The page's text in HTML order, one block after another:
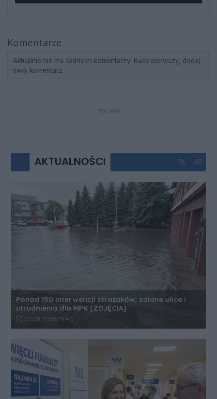
Komentarze
Aktualnie nie ma żadnych komentarzy. Bądź pierwszy, dodaj
swój komentarz.
REKLAMA
AKTUALNOŚCI Kliknij aby
Kliknij
Ponad 150 interwencji strażaków, zalane ulice i
utrudnienia dla MPK [ZDJĘCIA]
Data dodania artykułu:
07.08.2026 15:40